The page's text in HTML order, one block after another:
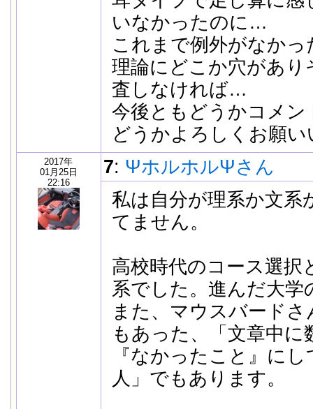
いなかったのに…
これまで例外がなか
理論にどこか穴があり
査しなければ…
今後ともどうかコメ
どうかよろしくお願
2017年
01月25日
22:16
7: ΨホルホルΨさん
私は自分が理系か文系
てません。
高校時代のコース選択
系でした。進んだ大学
また、マウスバード
もあった、「文章中に
『なかったこと』に
人」でもあります。